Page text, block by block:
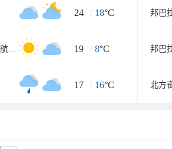
24 / 18°C 邦巴
班克斯顿机场航空气象处 19 / 8°C 邦巴
17 / 16°C 北方